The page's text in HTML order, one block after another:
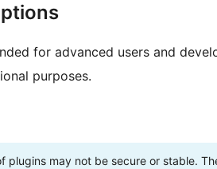
for advanced users and
purposes.
plugins may not be secure or stable.